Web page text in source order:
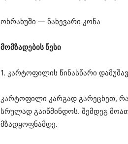
ოხრახუში — ნახევარი კონა
მომზადების წესი
1. კარტოფილის წინასწარი
კარტოფილი კარგად გარეცხეთ,
სრულად გაიწმინდოს. შემდეგ
მზადყოფნამდე.